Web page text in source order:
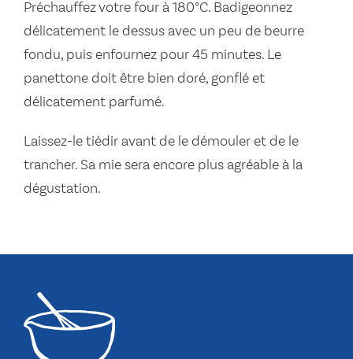
Préchauffez votre four à 180°C. Badigeonnez
délicatement le dessus avec un peu de beurre
fondu, puis enfournez pour 45 minutes. Le
panettone doit être bien doré, gonflé et
délicatement parfumé.
Laissez-le tiédir avant de le démouler et de le
trancher. Sa mie sera encore plus agréable à la
dégustation.